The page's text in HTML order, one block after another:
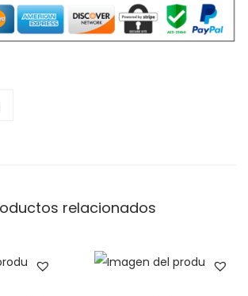
relacionados